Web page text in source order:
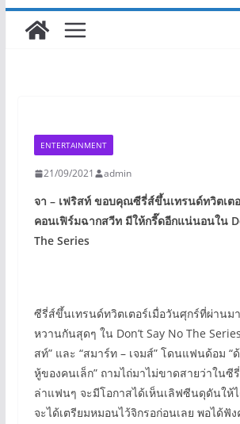
ENTERTAINMENT
21/09/2021 admin
จา – เฟริสท์ ขอบคุณซีรี่ส์ขึ้นเทรนด์ทวิตเต
คอนเฟิร์มฉากสวีท มีให้กรี๊ดอีกแน่นอนใน
The Series
ซีรี่ส์ขึ้นเทรนด์ทวิตเตอร์เมื่อวันศุกร์ที่ผ่านม
หวานกันสุดๆ ใน Don’t Say No The
สท์” และ “สมาร์ท – เจมส์” โดนแฟนด้อม “
หู้ของคนเล็ก” ถามไถ่มาไม่ขาดสายว่าในซีรี่
ล่าแฟนๆ จะมีโอกาสได้เห็นเลิฟซีนดุดันให้
จะได้เตรียมหมอนไว้จิกรอก่อนเลย พอได้ฟั